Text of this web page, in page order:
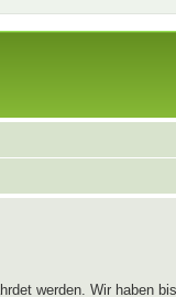
werden. Wir haben